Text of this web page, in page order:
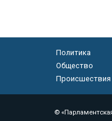
Политика
Общество
Происшествия
©